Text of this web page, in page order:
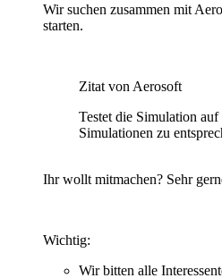
Wir suchen zusammen mit
starten.
Zitat von Aerosoft
Testet die Simulation
Simulationen zu
Ihr wollt mitmachen? Sehr
Wichtig:
Wir bitten alle